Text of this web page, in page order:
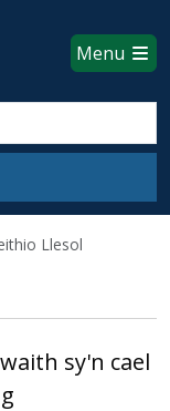
Menu
Llesol
sy'n cael